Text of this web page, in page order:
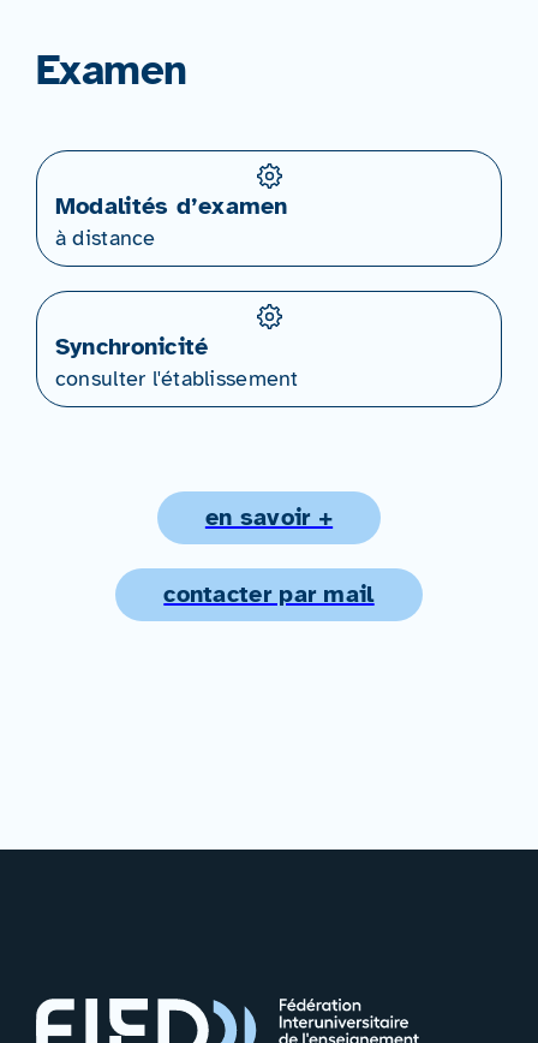
Examen
Modalités d’examen
à distance
Synchronicité
consulter l'établissement
en savoir +
contacter par mail